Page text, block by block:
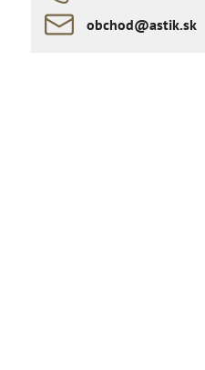
obchod​​@astik​​.sk